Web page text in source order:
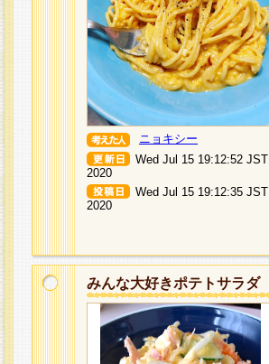
ニョキシー
Wed Jul 15 19:12:52 JST
2020
Wed Jul 15 19:12:35 JST
2020
みんな大好きポテトサラダ